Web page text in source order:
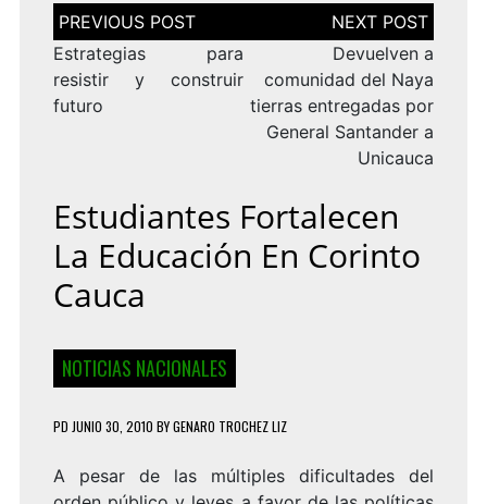
Navegación
de
entradas
Estrategias para
resistir y construir
futuro
Devuelven a
comunidad del Naya
tierras entregadas por
General Santander a
Unicauca
Estudiantes Fortalecen
La Educación En Corinto
Cauca
NOTICIAS NACIONALES
PD JUNIO 30, 2010 BYGENARO TROCHEZ LIZ
A pesar de las múltiples dificultades del